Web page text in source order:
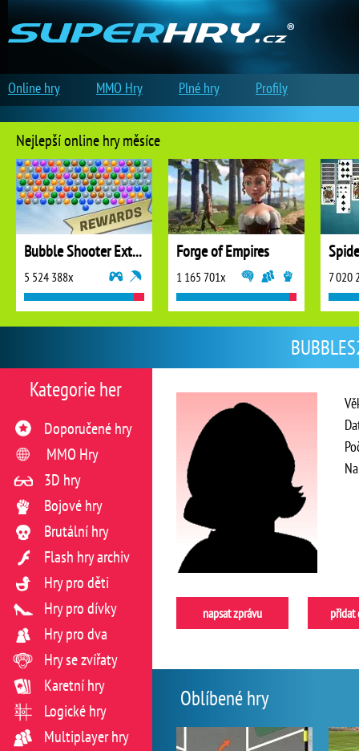
napsat zprávu přidat
Oblíbené hry
Kategorie her
Doporučené hry
MMO Hry
3D hry
Bojové hry
Brutální hry
Flash hry archiv
Hry pro děti
Hry pro dívky
Hry pro dva
Hry se zvířaty
Karetní hry
Logické hry
Multiplayer hry
Nejlepší online hry měsíce
Bubble Shooter Extreme
5 524 388x
Forge of Empires
1 165 701x 7 020
Online hry MMO Hry Plné hry Profily